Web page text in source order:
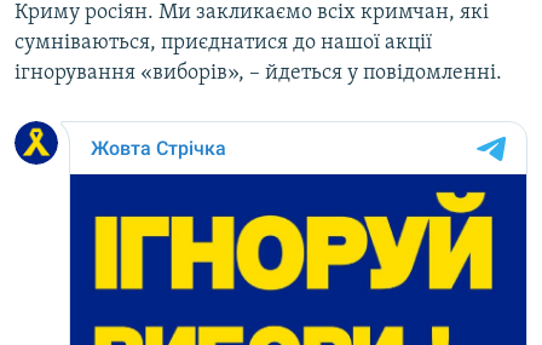
Криму росіян. Ми закликаємо всіх кримчан, які
сумніваються, приєднатися до нашої акції
ігнорування «виборів», – йдеться у повідомленні.